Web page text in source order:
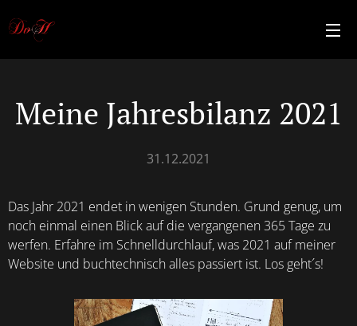
Meine Jahresbilanz 2021
31.12.2021
Das Jahr 2021 endet in wenigen Stunden. Grund genug, um
noch einmal einen Blick auf die vergangenen 365 Tage zu
werfen. Erfahre im Schnelldurchlauf, was 2021 auf meiner
Website und buchtechnisch alles passiert ist. Los geht´s!